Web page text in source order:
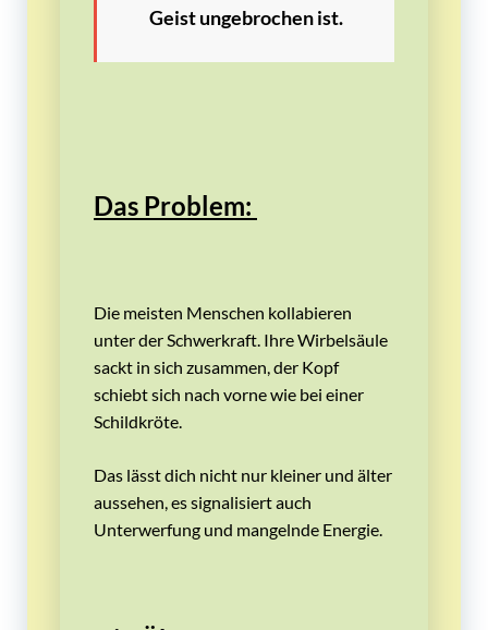
Geist ungebrochen ist.
Das Problem:
Die meisten Menschen kollabieren
unter der Schwerkraft. Ihre Wirbelsäule
sackt in sich zusammen, der Kopf
schiebt sich nach vorne wie bei einer
Schildkröte.
Das lässt dich nicht nur kleiner und älter
aussehen, es signalisiert auch
Unterwerfung und mangelnde Energie.